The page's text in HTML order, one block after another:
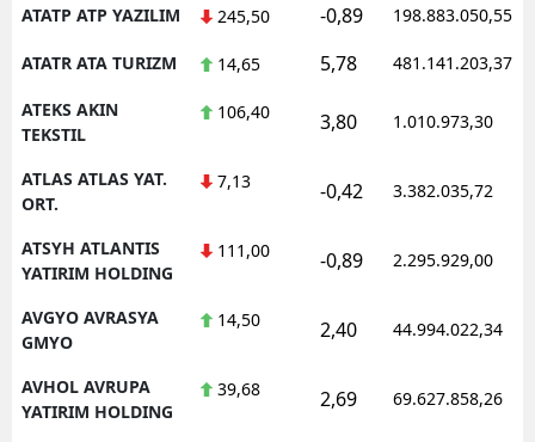
ATATP ATP YAZILIM 245,50 -0,89 198.883.050,55
ATATR ATA TURIZM 14,65 5,78 481.141.203,37
ATEKS AKIN
TEKSTIL
106,40 3,80 1.010.973,30
ATLAS ATLAS YAT.
ORT.
7,13 -0,42 3.382.035,72
ATSYH ATLANTIS
YATIRIM HOLDING
111,00 -0,89 2.295.929,00
AVGYO AVRASYA
GMYO
14,50 2,40 44.994.022,34
AVHOL AVRUPA
YATIRIM HOLDING
39,68 2,69 69.627.858,26